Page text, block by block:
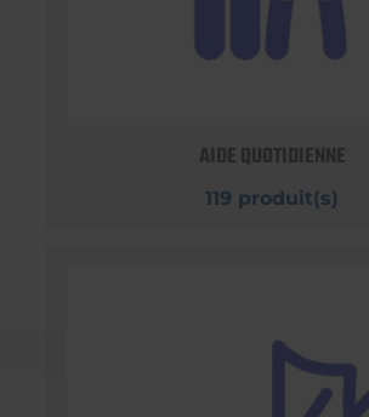
AIDE QUOTIDIENNE
119 produit(s)